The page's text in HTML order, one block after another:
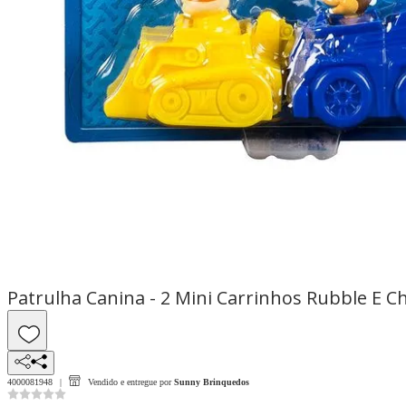
Patrulha Canina - 2 Mini Carrinhos Rubble E
4000081948 Vendido e entregue por Sunny Brinquedos